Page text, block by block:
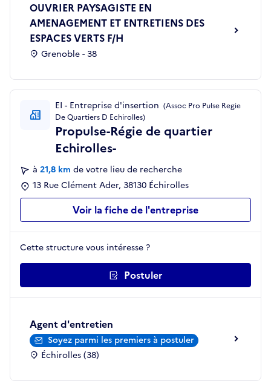
OUVRIER PAYSAGISTE EN
AMENAGEMENT ET ENTRETIENS DES
ESPACES VERTS F/H
Grenoble - 38
EI - Entreprise d'insertion (Assoc Pro Pulse Regie
De Quartiers D Echirolles)
Propulse-Régie de quartier
Echirolles-
à 21,8 km de votre lieu de recherche
13 Rue Clément Ader, 38130 Échirolles
Voir la fiche de l'entreprise
Cette structure vous intéresse ?
Postuler
Agent d'entretien
Soyez parmi les premiers à postuler
Échirolles (38)